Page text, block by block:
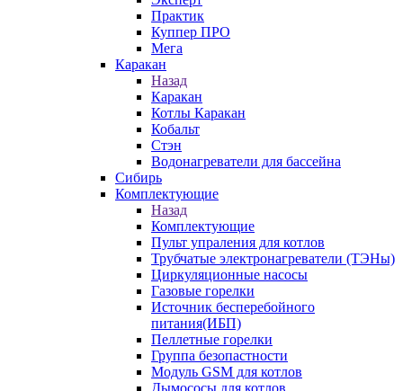
Практик
Куппер ПРО
Мега
Каракан
Назад
Каракан
Котлы Каракан
Кобальт
Стэн
Водонагреватели для бассейна
Сибирь
Комплектующие
Назад
Комплектующие
Пульт упраления для котлов
Трубчатые электронагреватели (ТЭНы)
Циркуляционные насосы
Газовые горелки
Источник бесперебойного
питания(ИБП)
Пеллетные горелки
Группа безопастности
Модуль GSM для котлов
Дымососы для котлов